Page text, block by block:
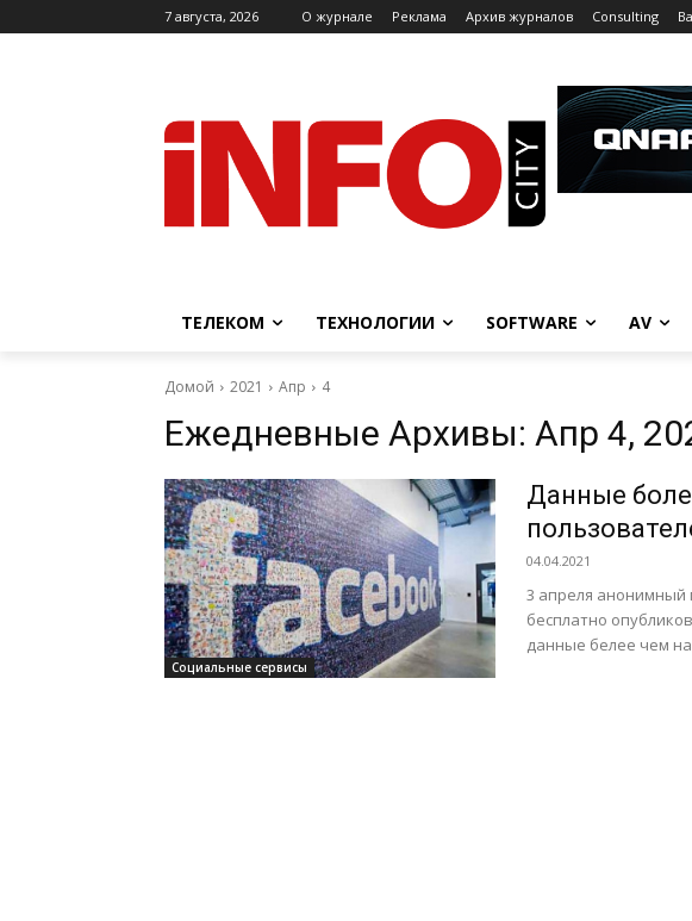
7 августа, 2026 O журнале Реклама Архив журналов Consulting
ТЕЛЕКОМ ТЕХНОЛОГИИ SOFTWARE AV
Домой 2021 Апр 4
Ежедневные Архивы: Апр 4,
Социальные сервисы
Данные
в Сети
04.04.2021
3 апреля анонимный
бесплатно
данные белее чем